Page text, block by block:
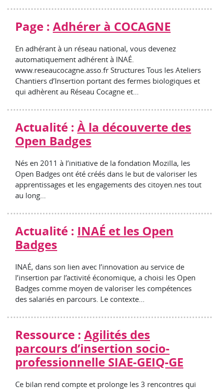
Page : Adhérer à COCAGNE
En adhérant à un réseau national, vous devenez
automatiquement adhérent à INAÉ.
www.reseaucocagne.asso.fr Structures Tous les Ateliers
Chantiers d’Insertion portant des fermes biologiques et
qui adhèrent au Réseau Cocagne et…
Actualité : À la découverte des
Open Badges
Nés en 2011 à l’initiative de la fondation Mozilla, les
Open Badges ont été créés dans le but de valoriser les
apprentissages et les engagements des citoyen.nes tout
au long…
Actualité : INAÉ et les Open
Badges
INAÉ, dans son lien avec l’innovation au service de
l’insertion par l’activité économique, a choisi les Open
Badges comme moyen de valoriser les compétences
des salariés en parcours. Le contexte…
Ressource : Agilités des
parcours d’insertion socio-
professionnelle SIAE-GEIQ-GE
Ce bilan rend compte et prolonge les 3 rencontres qui